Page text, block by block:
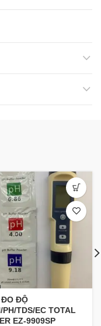
ĐO ĐỘ
PH/TDS/EC TOTAL
EZ-9909SP